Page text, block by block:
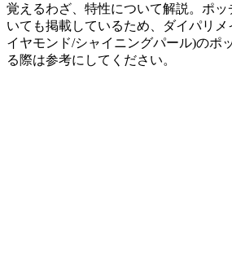
覚えるわざ、特性について解説。ポ
いても掲載しているため、ダイパリ
イヤモンド/シャイニングパール)のポ
る際は参考にしてください。